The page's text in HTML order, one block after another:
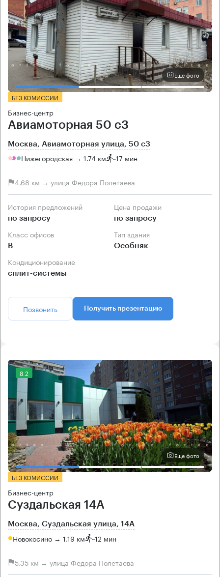
Еще фото
БЕЗ КОМИССИИ
Бизнес-центр
Авиамоторная 50 с3
Москва, Авиамоторная улица, 50 с3
Нижегородская → 1.74 км ~17 мин
4.68 км → улица Федора Полетаева
История предложений
по запросу
Цена продажи
по запросу
Класс офисов
B
Тип здания
Особняк
Кондиционирование
сплит-системы
Позвонить Получить презентацию
8.2
Еще фото
БЕЗ КОМИССИИ
Бизнес-центр
Суздальская 14А
Москва, Суздальская улица, 14А
Новокосино → 1.19 км ~12 мин
5.35 км → улица Федора Полетаева